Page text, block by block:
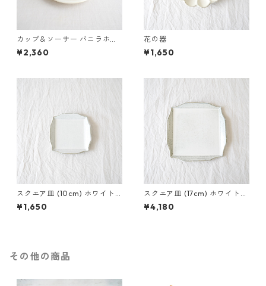
カップ＆ソーサー バニラホワ
イト
¥2,360
花の器
¥1,650
スクエア皿 (10cm) ホワイト
アッシュ
¥1,650
スクエア皿 (17cm) ホワイトア
ッシュ
¥4,180
その他の商品